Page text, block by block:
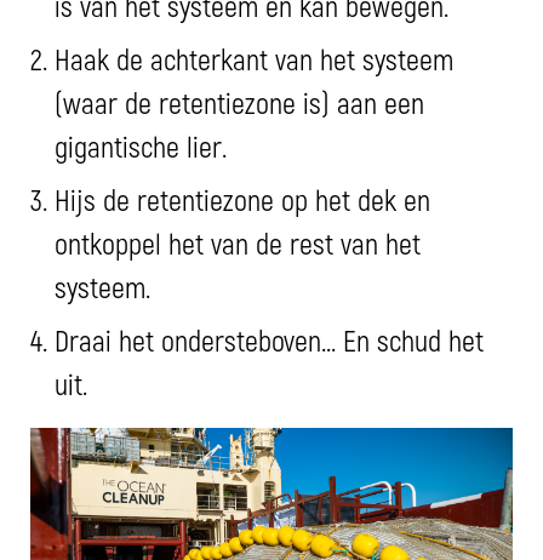
Haak de achterkant van het systeem
(waar de retentiezone is) aan een
gigantische lier.
Hijs de retentiezone op het dek en
ontkoppel het van de rest van het
systeem.
Draai het ondersteboven... En schud het
uit.